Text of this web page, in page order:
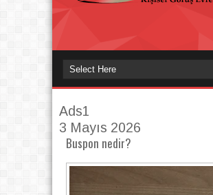
Ads1
3 Mayıs 2026
Buspon nedir?